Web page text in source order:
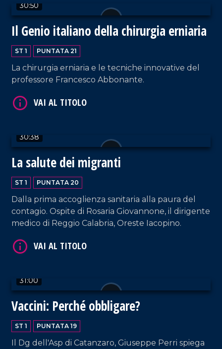
30:50
Il Genio italiano della chirurgia erniaria
ST 1 PUNTATA 21
La chirurgia erniaria e le tecniche innovative del
professore Francesco Abbonante.
30:38
La salute dei migranti
ST 1 PUNTATA 20
Dalla prima accoglienza sanitaria alla paura del
contagio. Ospite di Rosaria Giovannone, il dirigente
medico di Reggio Calabria, Oreste Iacopino.
31:00
Vaccini: Perché obbligare?
ST 1 PUNTATA 19
Il Dg dell'Asp di Catanzaro, Giuseppe Perri spiega
VAI AL TITOLO
VAI AL TITOLO
VAI AL TITOLO